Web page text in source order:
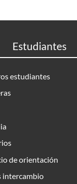
Estudiantes
estudiantes
de orientación
intercambio